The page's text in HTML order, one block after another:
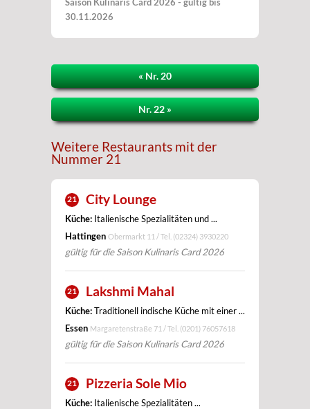
30.11.2026
« Nr. 20
Nr. 22 »
Weitere Restaurants mit der
Nummer 21
21 City Lounge
Küche: Italienische Spezialitäten und ...
Hattingen Obermarkt 11 / Tel. (02324) 3930220
gültig für die Saison Kulinaris Card 2026
21 Lakshmi Mahal
Küche:Traditionell indische Küche mit einer ...
Essen Margaretenstraße 71 / Tel. (0201) 76057618
gültig für die Saison Kulinaris Card 2026
21 Pizzeria Sole Mio
Küche: Italienische Spezialitäten ...